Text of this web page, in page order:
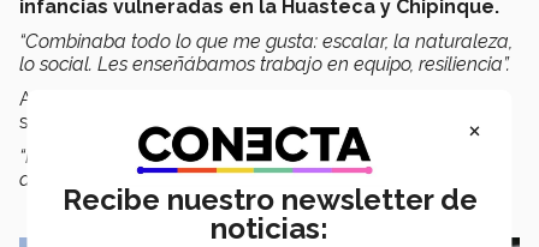
infancias vulneradas en la Huasteca y Chipinque.
“Combinaba todo lo que me gusta: escalar, la naturaleza,
lo social. Les enseñábamos trabajo en equipo, resiliencia”.
Aunque
social,
Berenice hizo más de 700.
“No fue por querer hacer más. Simplemente me
apasionaba”.
×
Recibe nuestro newsletter de
noticias: